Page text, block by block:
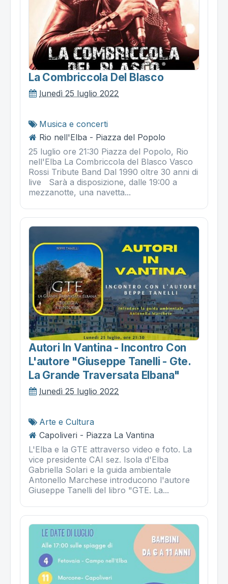
La Combriccola Del Blasco
lunedì 25 luglio 2022
Musica e concerti
Rio nell'Elba - Piazza del Popolo
25 luglio ore 21:30 Piazza del Popolo, Rio
nell'Elba La Combriccola del Blasco Vasco
Rossi Tribute Band Dal 1990 oltre 30 anni di
live Sarà a disposizione, dalle 19:00 a
mezzanotte, una navetta...
Autori In Vantina - Incontro Con
L'autore "giuseppe Tanelli - Gte.
La Grande Traversata Elbana"
lunedì 25 luglio 2022
Arte e Cultura
Capoliveri - Piazza La Vantina
L'Elba e la GTE attraverso video e foto. La
vice presidente CAI sez. Isola d'Elba
Gabriella Solari e la guida ambientale
Antonello Marchese introducono l'autore
Giuseppe Tanelli del libro "GTE. La...